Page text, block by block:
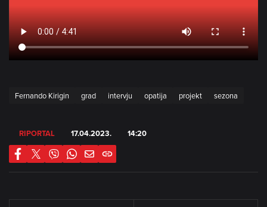
Fernando Kirigin grad intervju opatija projekt sezona
RIPORTAL 17.04.2023. 14:20